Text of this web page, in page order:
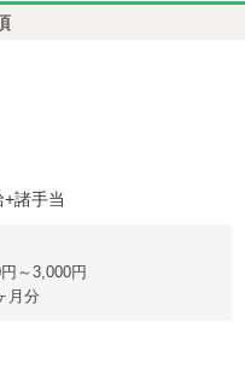
諸手当
～3,000円
月分